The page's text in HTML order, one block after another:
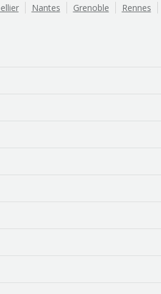
Nantes Grenoble Rennes